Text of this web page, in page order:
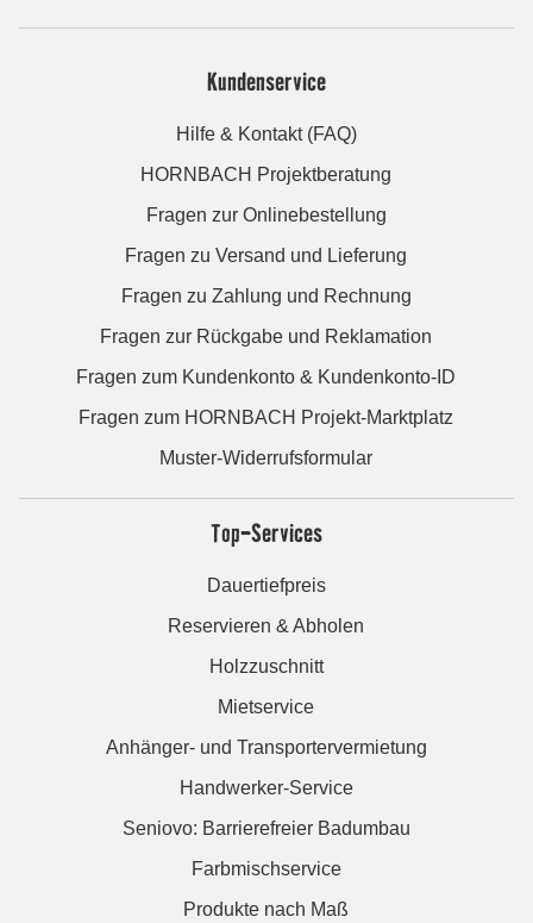
Kundenservice
Hilfe & Kontakt (FAQ)
HORNBACH Projektberatung
Fragen zur Onlinebestellung
Fragen zu Versand und Lieferung
Fragen zu Zahlung und Rechnung
Fragen zur Rückgabe und Reklamation
Fragen zum Kundenkonto & Kundenkonto-ID
Fragen zum HORNBACH Projekt-Marktplatz
Muster-Widerrufsformular
Top-Services
Dauertiefpreis
Reservieren & Abholen
Holzzuschnitt
Mietservice
Anhänger- und Transportervermietung
Handwerker-Service
Seniovo: Barrierefreier Badumbau
Farbmischservice
Produkte nach Maß